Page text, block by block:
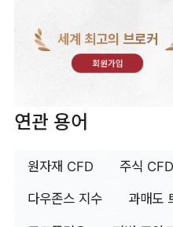
세계 최고의 브로커
회원가입
연관 용어
원자재 CFD 주식 CFD
다우존스 지수 과매도